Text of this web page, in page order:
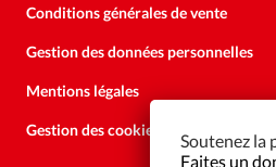
Conditions générales de vente
Gestion des données personnelles
Mentions légales
Gestion des cookies
Soutenez la
Faites un